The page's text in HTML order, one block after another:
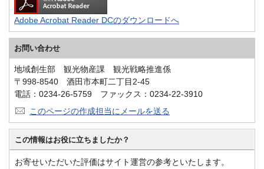
Adobe Acrobat Reader DCのダウンロードへ
お問い合わせ
地域創生部 観光物産課 観光戦略推進係
〒998-8540 酒田市本町二丁目2-45
電話：0234-26-5759 ファックス：0234-22-3910
このページの作成担当にメールを送る
この情報はお役に立ちましたか？
お寄せいただいた評価はサイト運営の参考といたします。